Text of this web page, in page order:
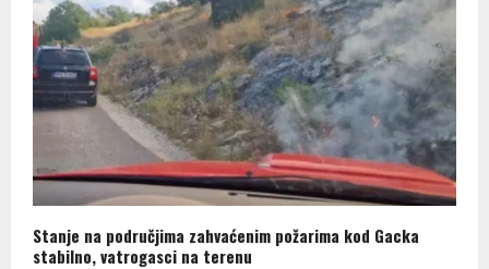
Stanje na područjima zahvaćenim požarima kod Gacka
stabilno, vatrogasci na terenu